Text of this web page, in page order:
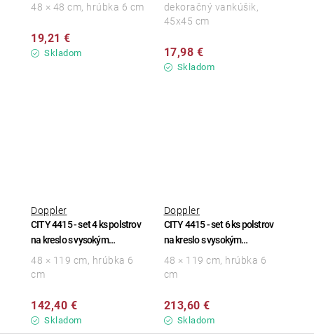
Skladom
19,21 €
48 × 48 cm, hrúbka 6 cm
Skladom
17,98 €
dekoračný vankúšik,
45x45 cm
CITY 4415 - set 4 ks polstrov
na kreslo s vysokým
operadlom
Doppler
Skladom
142,40 €
48 × 119 cm, hrúbka 6
cm
CITY 4415 - set 6 ks polstrov
na kreslo s vysokým
operadlom
Doppler
Skladom
213,60 €
48 × 119 cm, hrúbka 6
cm